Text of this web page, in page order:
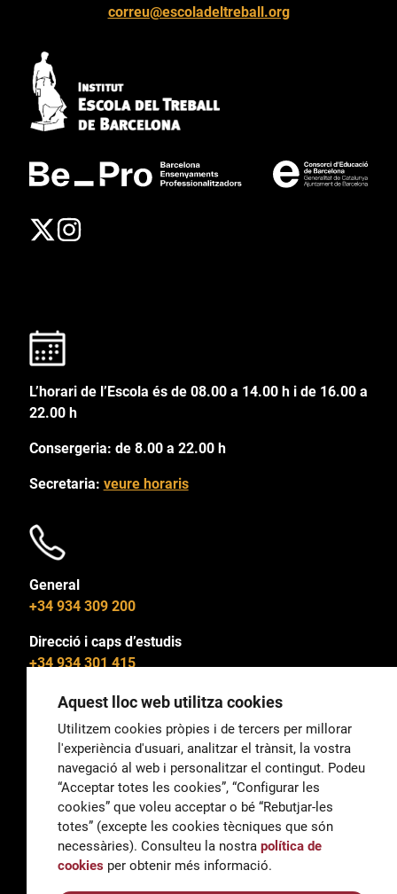
correu@escoladeltreball.org
L’horari de l’Escola és de 08.00 a 14.00 h i de 16.00 a
22.00 h
Consergeria: de 8.00 a 22.00 h
Secretaria: veure horaris
General
+34 934 309 200
Direcció i caps d’estudis
+34 934 301 415
General
correu@escoladeltreball.org
Informació
informacio@escoladeltreball.org
Tràmits de secretaria
Aquest lloc web utilitza cookies
Utilitzem cookies pròpies i de tercers per millorar
l'experiència d'usuari, analitzar el trànsit, la vostra
navegació al web i personalitzar el contingut. Podeu
“Acceptar totes les cookies”, “Configurar les
cookies” que voleu acceptar o bé “Rebutjar-les
totes” (excepte les cookies tècniques que són
necessàries). Consulteu la nostra política de
cookies per obtenir més informació.